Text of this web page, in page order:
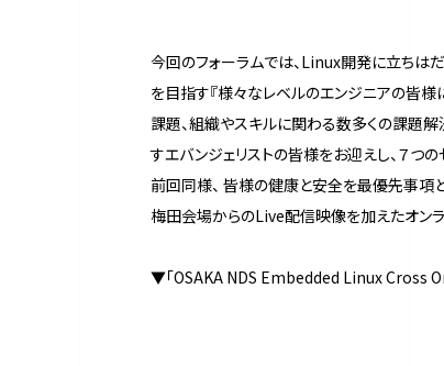
今回のフォーラムでは、Linux開発に立ちは
を目指す『様々なレベルのエンジニアの皆
課題、組織やスキルに関わる数多くの課題
すエバンジェリストの皆様をお迎えし、７つ
前回同様、 皆様の健康と安全を最優先事項
梅田会場からのLive配信映像を加えたオンラ
▼「OSAKA NDS Embedded Linux Cross